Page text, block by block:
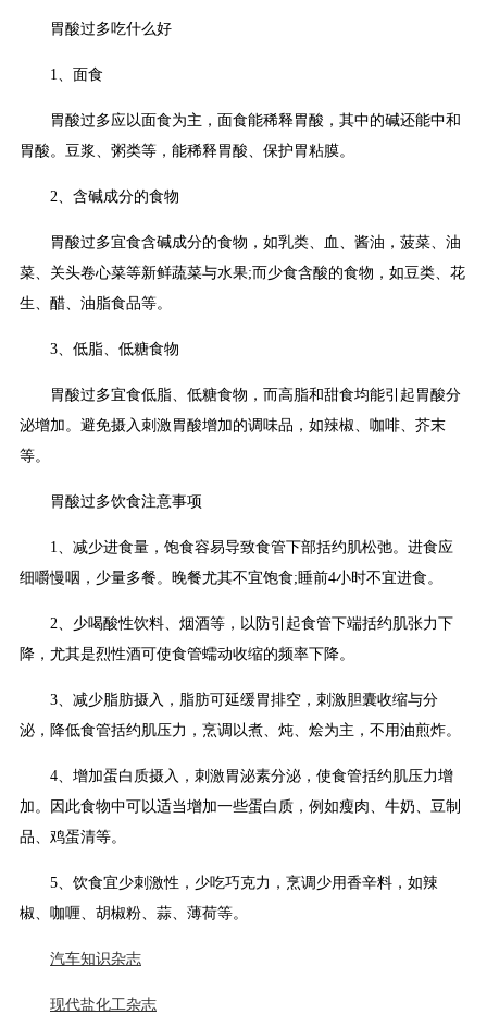
胃酸过多吃什么好
1、面食
胃酸过多应以面食为主，面食能稀释胃酸，其中的碱还能中和
胃酸。豆浆、粥类等，能稀释胃酸、保护胃粘膜。
2、含碱成分的食物
胃酸过多宜食含碱成分的食物，如乳类、血、酱油，菠菜、油
菜、关头卷心菜等新鲜蔬菜与水果;而少食含酸的食物，如豆类、花
生、醋、油脂食品等。
3、低脂、低糖食物
胃酸过多宜食低脂、低糖食物，而高脂和甜食均能引起胃酸分
泌增加。避免摄入刺激胃酸增加的调味品，如辣椒、咖啡、芥末
等。
胃酸过多饮食注意事项
1、减少进食量，饱食容易导致食管下部括约肌松弛。进食应
细嚼慢咽，少量多餐。晚餐尤其不宜饱食;睡前4小时不宜进食。
2、少喝酸性饮料、烟酒等，以防引起食管下端括约肌张力下
降，尤其是烈性酒可使食管蠕动收缩的频率下降。
3、减少脂肪摄入，脂肪可延缓胃排空，刺激胆囊收缩与分
泌，降低食管括约肌压力，烹调以煮、炖、烩为主，不用油煎炸。
4、增加蛋白质摄入，刺激胃泌素分泌，使食管括约肌压力增
加。因此食物中可以适当增加一些蛋白质，例如瘦肉、牛奶、豆制
品、鸡蛋清等。
5、饮食宜少刺激性，少吃巧克力，烹调少用香辛料，如辣
椒、咖喱、胡椒粉、蒜、薄荷等。
汽车知识杂志
现代盐化工杂志